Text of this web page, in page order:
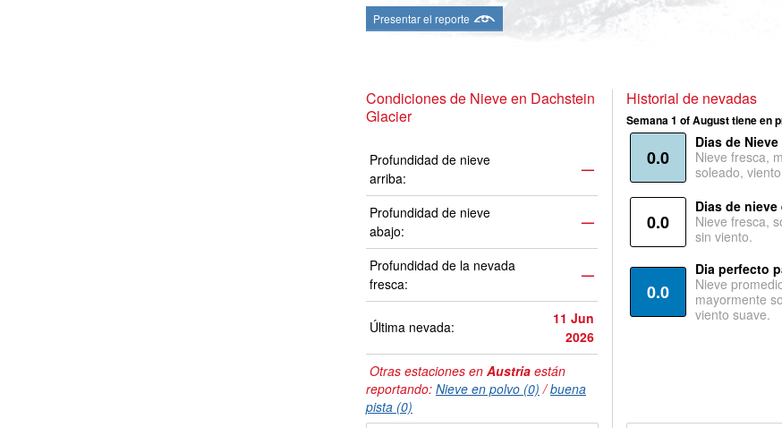
Presentar el reporte
Condiciones de Nieve en Dachstein
Glacier
Profundidad de nieve
arriba:
—
Profundidad de nieve
abajo:
—
Profundidad de la nevada
fresca:
—
Última nevada:
11 Jun
2026
Otras estaciones en Austria están
reportando: Nieve en polvo (0) /buena
pista (0)
Historial de nevadas
Semana 1 of August tiene en
0.0
Dias de
Nieve fresca,
soleado,
0.0
Dias de
Nieve fresca,
sin viento.
0.0
Dia perfecto
Nieve
mayormente
viento suave.